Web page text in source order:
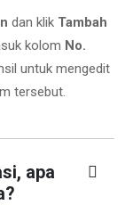
dan klik Tambah
kolom No.
untuk mengedit
tersebut.
apa